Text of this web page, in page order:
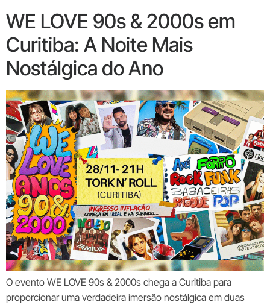
WE LOVE 90s & 2000s em
Curitiba: A Noite Mais
Nostálgica do Ano
O evento WE LOVE 90s & 2000s chega a Curitiba para
proporcionar uma verdadeira imersão nostálgica em duas